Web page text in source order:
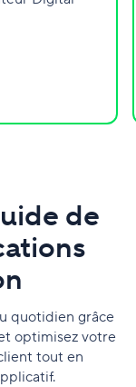
de
quotidien grâce
optimisez votre
tout en